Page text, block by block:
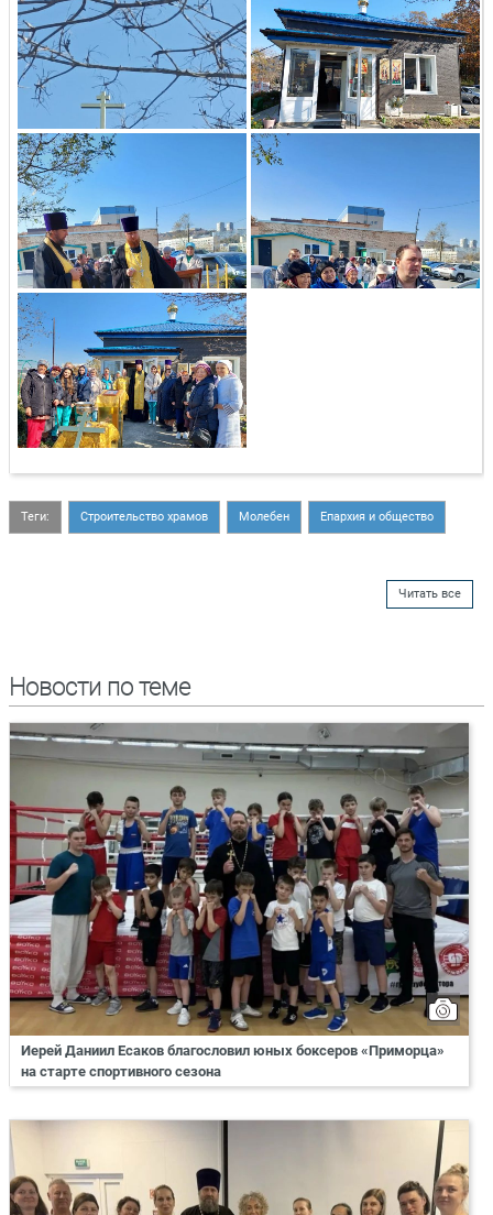
Теги: Строительство храмов Молебен Епархия и общество
Читать все
Новости по теме
Иерей Даниил Есаков благословил юных боксеров «Приморца»
на старте спортивного сезона